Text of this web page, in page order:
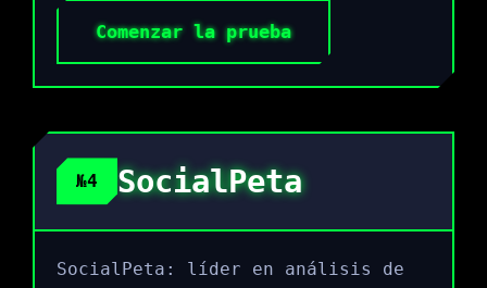
Comenzar la prueba
№4 SocialPeta
SocialPeta: líder en análisis de